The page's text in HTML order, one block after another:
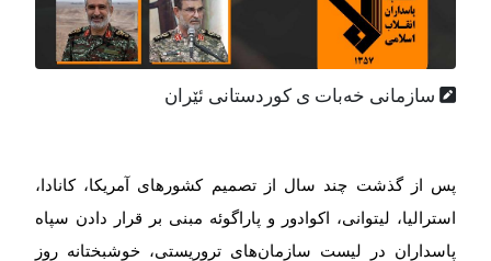
سازمانی خەبات ی كوردستانی ئێران
پس از گذشت چند سال از تصمیم کشورهای آمریکا، کانادا،
استرالیا، لیتوانی، اکوادور و پاراگوئه مبنی بر قرار دادن سپاه
پاسداران در لیست سازمان‌های تروریستی، خوشبختانه روز